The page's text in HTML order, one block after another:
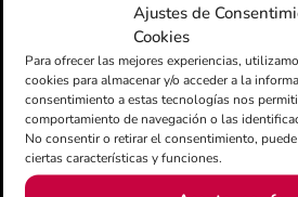
Ajustes de
Cookies
Para ofrecer las mejores experiencias,
cookies para almacenar y/o acceder a la
consentimiento a estas tecnologías nos
comportamiento de navegación o las
No consentir o retirar el consentimiento,
ciertas características y funciones.
Exportar + iCal /